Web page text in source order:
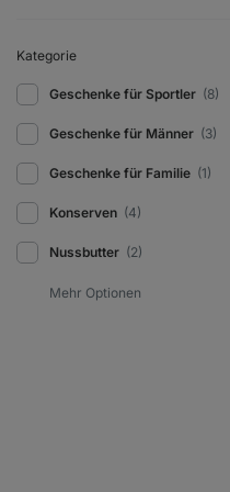
Kategorie
Geschenke für Sportler (8)
Geschenke für Männer (3)
Geschenke für Familie (1)
Konserven (4)
Nussbutter (2)